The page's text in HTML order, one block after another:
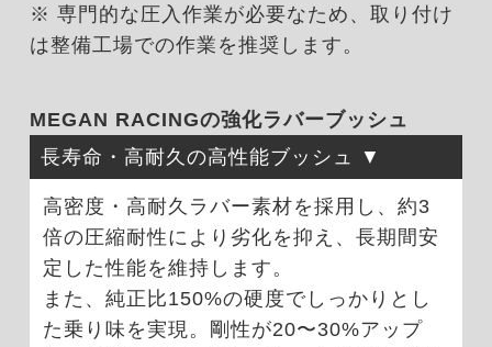
※ 専門的な圧入作業が必要なため、取り付け
は整備工場での作業を推奨します。
MEGAN RACINGの強化ラバーブッシュ
長寿命・高耐久の高性能ブッシュ
高密度・高耐久ラバー素材を採用し、約3
倍の圧縮耐性により劣化を抑え、長期間安
定した性能を維持します。
また、純正比150%の硬度でしっかりとし
た乗り味を実現。剛性が20〜30%アップ